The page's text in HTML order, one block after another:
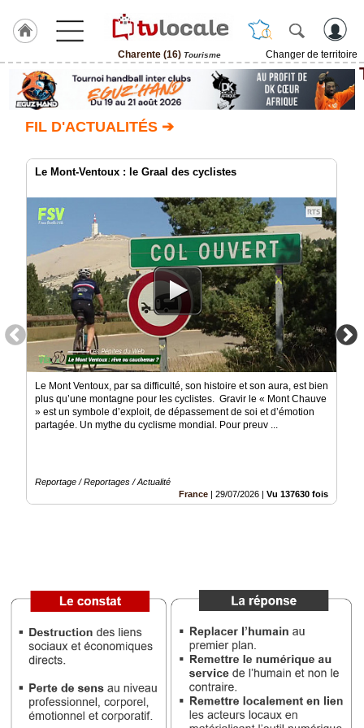
Charente (16) Tourisme
Changer de territoire
J'adhère
Hulcoq
ACCUEIL
TvLocale
RUBRIQUES
Agenda
Gazette
Vidéos
Médias
groupe
Inscription
FIL D'ACTUALITÉS ➔
Le Mont-Ventoux : le Graal des cyclistes
Le Mont Ventoux, par sa difficulté, son histoire et son aura, est bien
plus qu’une montagne pour les cyclistes. Gravir le « Mont Chauve
» est un symbole d’exploit, de dépassement de soi et d’émotion
partagée. Un mythe du cyclisme mondial. Pour preuv ...
Reportage / Reportages / Actualité
France
29/07/2026 Vu 137630 fois